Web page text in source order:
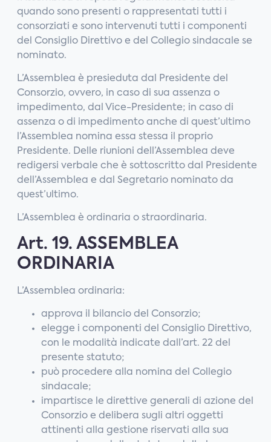
quando sono presenti o rappresentati tutti i
consorziati e sono intervenuti tutti i componenti
del Consiglio Direttivo e del Collegio sindacale se
nominato.
L’Assemblea è presieduta dal Presidente del
Consorzio, ovvero, in caso di sua assenza o
impedimento, dal Vice-Presidente; in caso di
assenza o di impedimento anche di quest’ultimo
l’Assemblea nomina essa stessa il proprio
Presidente. Delle riunioni dell’Assemblea deve
redigersi verbale che è sottoscritto dal Presidente
dell’Assemblea e dal Segretario nominato da
quest’ultimo.
L’Assemblea è ordinaria o straordinaria.
Art. 19. ASSEMBLEA
ORDINARIA
L’Assemblea ordinaria:
approva il bilancio del Consorzio;
elegge i componenti del Consiglio Direttivo,
con le modalità indicate dall’art. 22 del
presente statuto;
può procedere alla nomina del Collegio
sindacale;
impartisce le direttive generali di azione del
Consorzio e delibera sugli altri oggetti
attinenti alla gestione riservati alla sua